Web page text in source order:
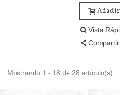
Añadir
Vista
Compartir
Mostrando 1 - 18 de 28 artículo(s)